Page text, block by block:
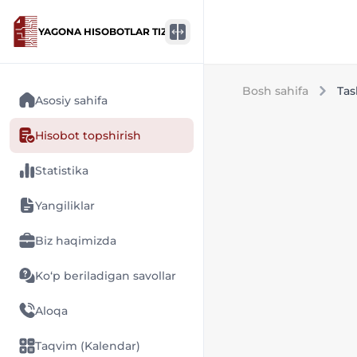
YAGONA HISOBOTLAR TIZIMI
Asosiy sahifa
Hisobot topshirish
Statistika
Yangiliklar
Biz haqimizda
Ko‘p beriladigan savollar
Aloqa
Taqvim (Kalendar)
Bosh sahifa